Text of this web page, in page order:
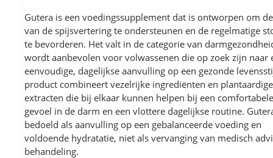
Gutera is een voedingssupplement dat is ontworpen om
van de spijsvertering te ondersteunen en de regelmatige
te bevorderen. Het valt in de categorie van
wordt aanbevolen voor volwassenen die op zoek zijn naar
eenvoudige, dagelijkse aanvulling op een gezonde
product combineert vezelrijke ingrediënten en plantaardige
extracten die bij elkaar kunnen helpen bij een
gevoel in de darm en een vlottere dagelijkse routine.
bedoeld als aanvulling op een gebalanceerde voeding en
voldoende hydratatie, niet als vervanging van medisch
behandeling.